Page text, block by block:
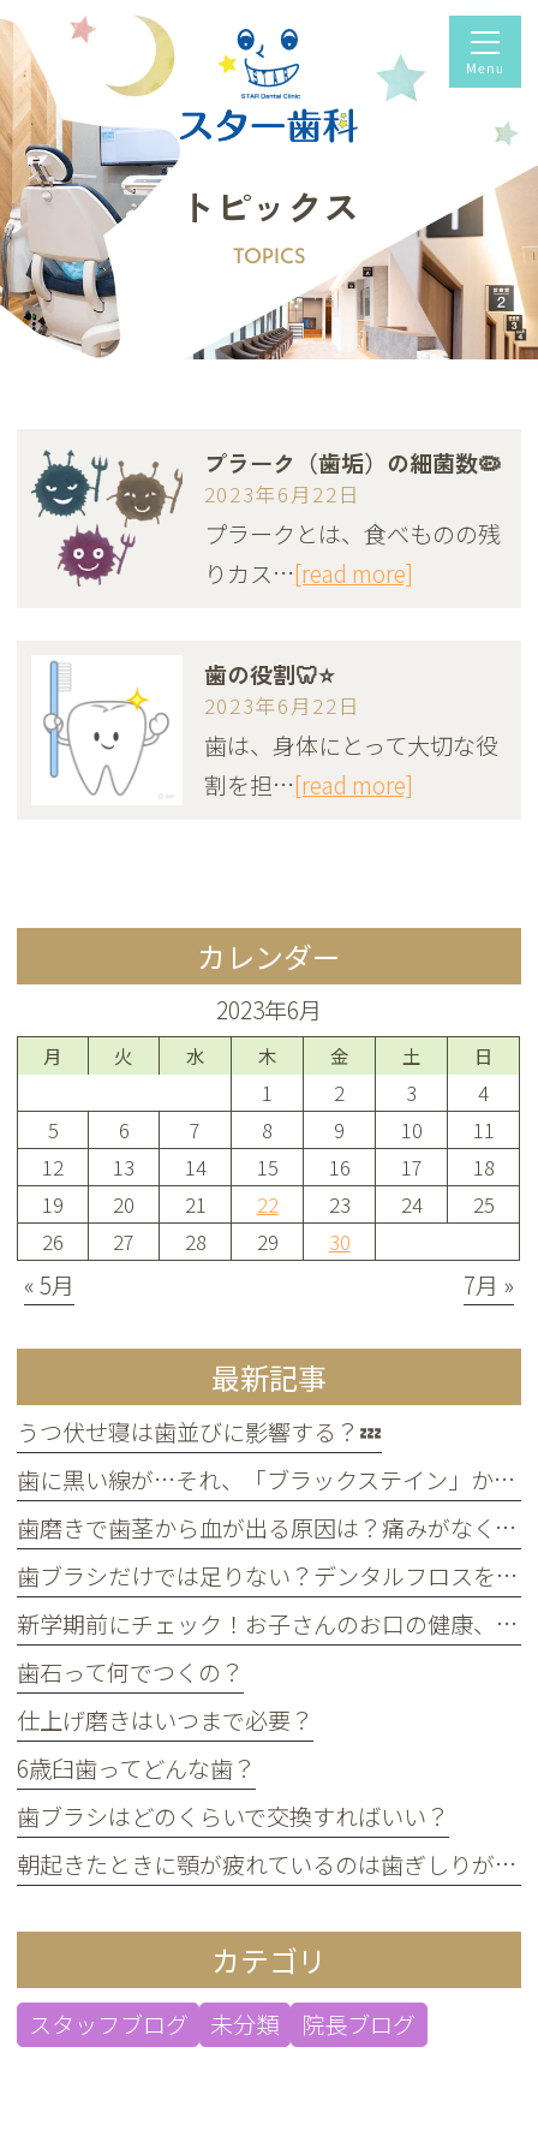
トピックス
TOPICS
プラーク（歯垢）の細菌数🦠
2023年6月22日
プラークとは、食べものの残
りカス…[read more]
歯の役割🦷⭐️
2023年6月22日
歯は、身体にとって大切な役
割を担…[read more]
カレンダー
2023年6月
月 火 水 木 金 土 日
1 2 3
4
5
6 7 8 9 10
11
12
13 14 15 16 17
18
19
20 21 22 23 24
25
26
27 28 29 30
« 5月 7月 »
最新記事
うつ伏せ寝は歯並びに影響する？💤
歯に黒い線が…それ、「ブラックステイン」かもしれません！
歯磨きで歯茎から血が出る原因は？痛みがなくても受診すべき判断基準
歯ブラシだけでは足りない？デンタルフロスを使うメリット
新学期前にチェック！お子さんのお口の健康、大丈夫？
歯石って何でつくの？
仕上げ磨きはいつまで必要？
6歳臼歯ってどんな歯？
歯ブラシはどのくらいで交換すればいい？
朝起きたときに顎が疲れているのは歯ぎしりが原因？
カテゴリ
スタッフブログ 未分類 院長ブログ